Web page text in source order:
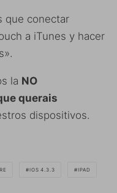
que conectar
a iTunes y hacer
la NO
querais
dispositivos.
IOS 4.3.3 IPAD